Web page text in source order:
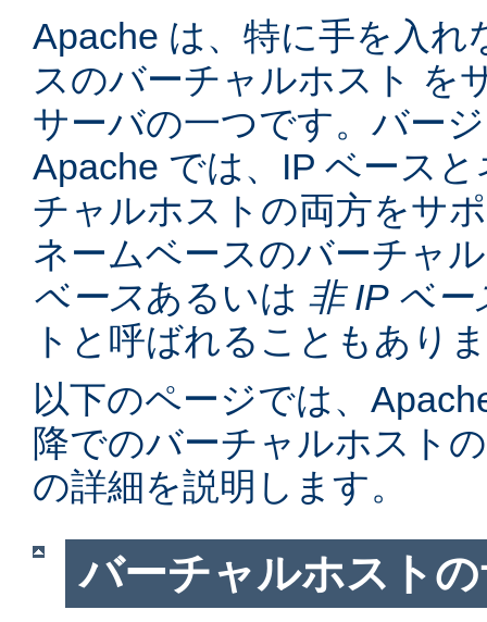
Apache は、特に手を入れ
スのバーチャルホスト を
サーバの一つです。バー
Apache では、IP ベース
チャルホストの両方をサ
ネームベースのバーチャ
ベースあるいは 非 IP ベー
トと呼ばれることもあり
以下のページでは、
降でのバーチャルホスト
の詳細を説明します。
バーチャルホスト